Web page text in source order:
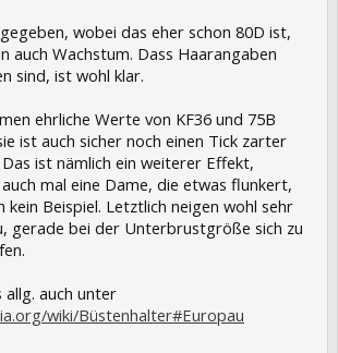
wobei das eher schon 80D ist,
auch Wachstum. Dass Haarangaben
sind, ist wohl klar.
ehrliche Werte von KF36 und 75B
ist auch sicher noch einen Tick zarter
ist nämlich ein weiterer Effekt,
mal eine Dame, die etwas flunkert,
kein Beispiel. Letztlich neigen wohl sehr
gerade bei der Unterbrustgröße sich zu
auch unter
wiki/Büstenhalter#Europau